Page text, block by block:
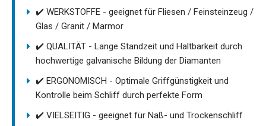
✔️ WERKSTOFFE - geeignet für Fliesen / Feinsteinzeug /
Glas / Granit / Marmor
✔️ QUALITÄT - Lange Standzeit und Haltbarkeit durch
hochwertige galvanische Bildung der Diamanten
✔️ ERGONOMISCH - Optimale Griffgünstigkeit und
Kontrolle beim Schliff durch perfekte Form
✔️ VIELSEITIG - geeignet für Naß- und Trockenschliff